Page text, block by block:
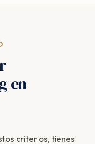
en
criterios, tienes